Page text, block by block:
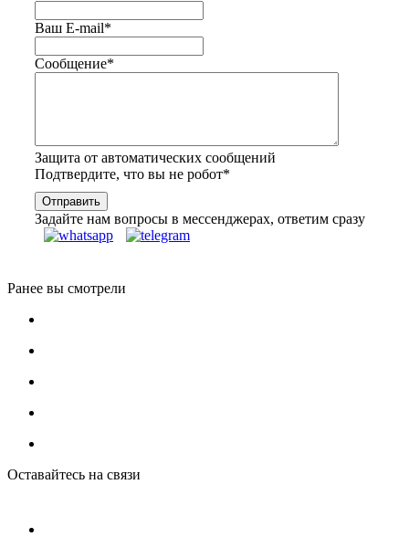
Ваш E-mail*
Сообщение*
Защита от автоматических сообщений
Подтвердите, что вы не робот*
Задайте нам вопросы в мессенджерах, ответим сразу
Ранее вы смотрели
Оставайтесь на связи